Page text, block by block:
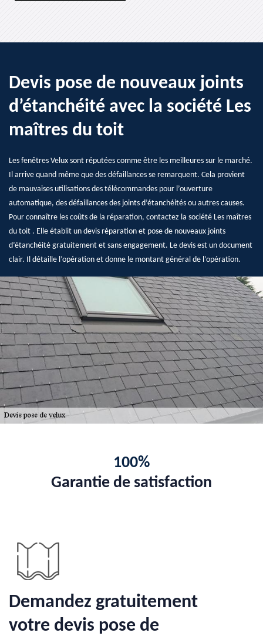
Devis pose de nouveaux joints
d’étanchéité avec la société Les
maîtres du toit
Les fenêtres Velux sont réputées comme être les meilleures sur le marché.
Il arrive quand même que des défaillances se remarquent. Cela provient
de mauvaises utilisations des télécommandes pour l’ouverture
automatique, des défaillances des joints d’étanchéités ou autres causes.
Pour connaître les coûts de la réparation, contactez la société Les maîtres
du toit . Elle établit un devis réparation et pose de nouveaux joints
d’étanchéité gratuitement et sans engagement. Le devis est un document
clair. Il détaille l’opération et donne le montant général de l’opération.
100%
Garantie de satisfaction
Demandez gratuitement
votre devis pose de